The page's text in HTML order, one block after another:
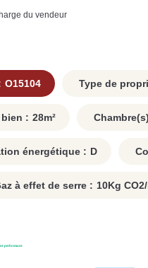
du vendeur
O15104 Type de
: 28m²
énergétique : D
à effet de serre : 10Kg